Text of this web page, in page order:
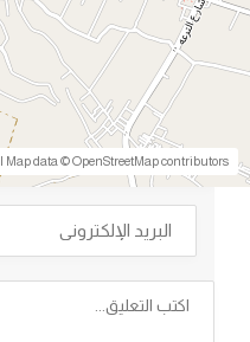
| Map data © OpenStreetMap contributors
اترك تعليقا وقيم المشروع
تقييمك لهذا المشروع:
0
/ 5